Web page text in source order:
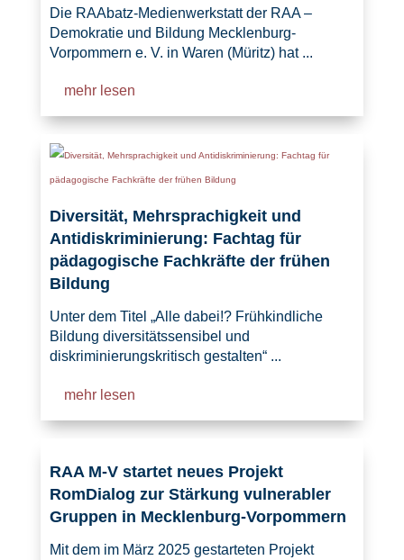
Die RAAbatz-Medienwerkstatt der RAA –
Demokratie und Bildung Mecklenburg-
Vorpommern e. V. in Waren (Müritz) hat ...
mehr lesen
Diversität, Mehrsprachigkeit und
Antidiskriminierung: Fachtag für
pädagogische Fachkräfte der frühen
Bildung
Unter dem Titel „Alle dabei!? Frühkindliche
Bildung diversitätssensibel und
diskriminierungskritisch gestalten“ ...
mehr lesen
RAA M-V startet neues Projekt
RomDialog zur Stärkung vulnerabler
Gruppen in Mecklenburg-Vorpommern
Mit dem im März 2025 gestarteten Projekt